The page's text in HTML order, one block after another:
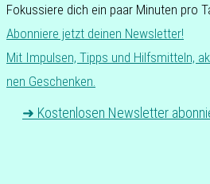
Fokus­sie­re dich ein paar Minu­ten pro
Abon­nie­re jetzt deinen Newsletter!
Mit Impul­sen, Tipps und Hilfs­mit­teln,
nen Geschenken.
➜ Kos­ten­lo­sen News­let­ter